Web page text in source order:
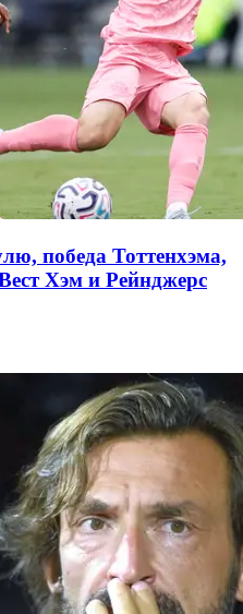
победа Тоттенхэма,
Хэм и Рейнджерс